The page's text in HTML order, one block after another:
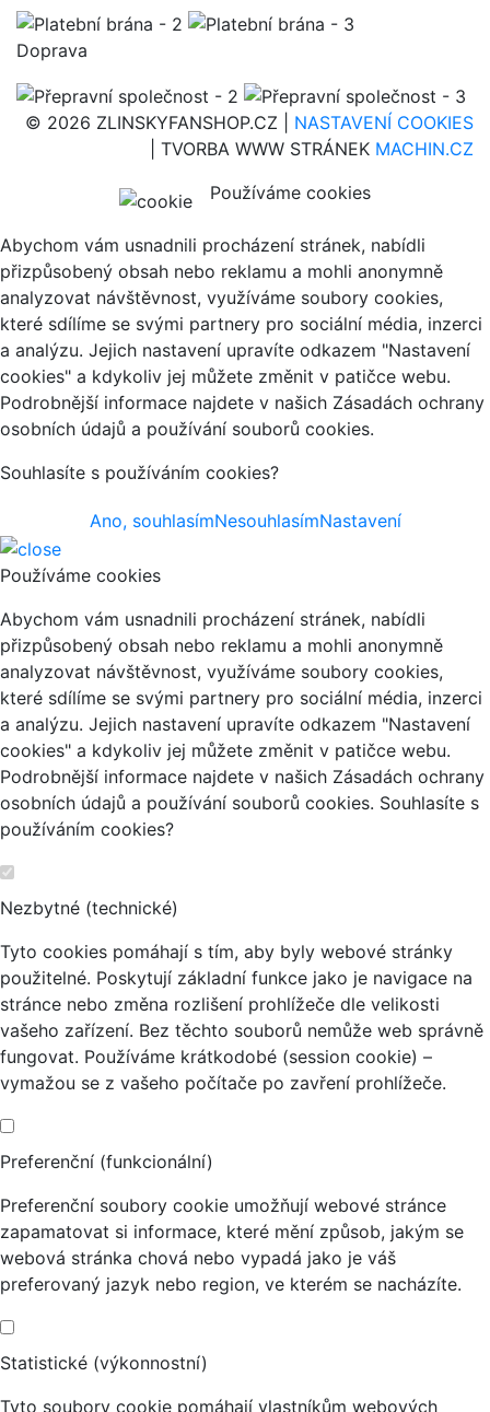
Doprava
© 2026 ZLINSKYFANSHOP.CZ | NASTAVENÍ COOKIES
| TVORBA WWW STRÁNEK MACHIN.CZ
Používáme cookies
Abychom vám usnadnili procházení stránek, nabídli
přizpůsobený obsah nebo reklamu a mohli anonymně
analyzovat návštěvnost, využíváme soubory cookies,
které sdílíme se svými partnery pro sociální média, inzerci
a analýzu. Jejich nastavení upravíte odkazem "Nastavení
cookies" a kdykoliv jej můžete změnit v patičce webu.
Podrobnější informace najdete v našich Zásadách ochrany
osobních údajů a používání souborů cookies.
Souhlasíte s používáním cookies?
Ano, souhlasímNesouhlasímNastavení
Používáme cookies
Abychom vám usnadnili procházení stránek, nabídli
přizpůsobený obsah nebo reklamu a mohli anonymně
analyzovat návštěvnost, využíváme soubory cookies,
které sdílíme se svými partnery pro sociální média, inzerci
a analýzu. Jejich nastavení upravíte odkazem "Nastavení
cookies" a kdykoliv jej můžete změnit v patičce webu.
Podrobnější informace najdete v našich Zásadách ochrany
osobních údajů a používání souborů cookies. Souhlasíte s
používáním cookies?
Nezbytné (technické)
Tyto cookies pomáhají s tím, aby byly webové stránky
použitelné. Poskytují základní funkce jako je navigace na
stránce nebo změna rozlišení prohlížeče dle velikosti
vašeho zařízení. Bez těchto souborů nemůže web správně
fungovat. Používáme krátkodobé (session cookie) –
vymažou se z vašeho počítače po zavření prohlížeče.
Preferenční (funkcionální)
Preferenční soubory cookie umožňují webové stránce
zapamatovat si informace, které mění způsob, jakým se
webová stránka chová nebo vypadá jako je váš
preferovaný jazyk nebo region, ve kterém se nacházíte.
Statistické (výkonnostní)
Tyto soubory cookie pomáhají vlastníkům webových